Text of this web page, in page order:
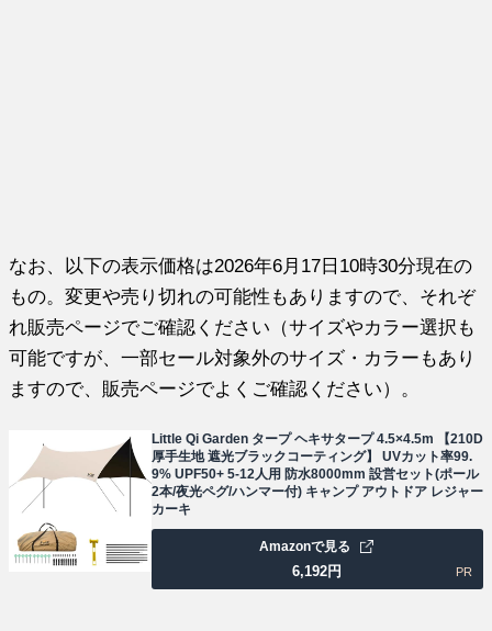
なお、以下の表示価格は2026年6月17日10時30分現在の
もの。変更や売り切れの可能性もありますので、それぞ
れ販売ページでご確認ください（サイズやカラー選択も
可能ですが、一部セール対象外のサイズ・カラーもあり
ますので、販売ページでよくご確認ください）。
Little Qi Garden タープ ヘキサタープ 4.5×4.5m 【210D
厚手生地 遮光ブラックコーティング】 UVカット率99.
9% UPF50+ 5-12人用 防水8000mm 設営セット(ポール
2本/夜光ペグ/ハンマー付) キャンプ アウトドア レジャー
カーキ
6,192円
Amazonで見る
PR